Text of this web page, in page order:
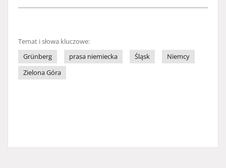
Temat i słowa kluczowe:
Grünberg
prasa niemiecka Śląsk
Niemcy
Zielona Góra